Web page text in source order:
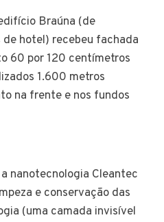
Braúna (de
hotel) recebeu fachada
60 por 120 centímetros
1.600 metros
na frente e nos fundos
nanotecnologia Cleantec
e conservação das
(uma camada invisível